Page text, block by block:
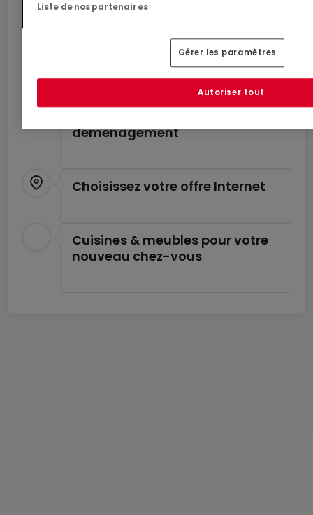
Déménagez en toute
tranquillité
Profitez de ces services pour un déménagement
en toute sérénité.
déménagement
Choisissez votre offre Internet
Cuisines & meubles pour votre
nouveau chez-vous
Liste de nos partenaires
Gérer les paramètres
Autoriser tout